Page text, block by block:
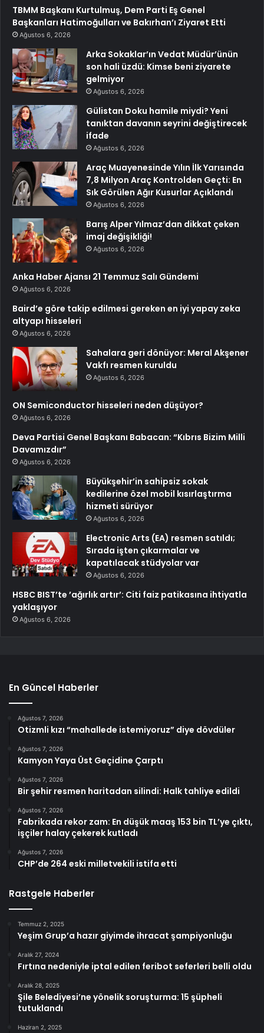
TBMM Başkanı Kurtulmuş, Dem Parti Eş Genel
Başkanları Hatimoğulları ve Bakırhan’ı Ziyaret Etti
Ağustos 6, 2026
Arka Sokaklar’ın Vedat Müdür’ünün
son hali üzdü: Kimse beni ziyarete
gelmiyor
Ağustos 6, 2026
Gülistan Doku hamile miydi? Yeni
tanıktan davanın seyrini değiştirecek
ifade
Ağustos 6, 2026
Araç Muayenesinde Yılın İlk Yarısında
7,8 Milyon Araç Kontrolden Geçti: En
Sık Görülen Ağır Kusurlar Açıklandı
Ağustos 6, 2026
Barış Alper Yılmaz’dan dikkat çeken
imaj değişikliği!
Ağustos 6, 2026
Anka Haber Ajansı 21 Temmuz Salı Gündemi
Ağustos 6, 2026
Baird’e göre takip edilmesi gereken en iyi yapay zeka
altyapı hisseleri
Ağustos 6, 2026
Sahalara geri dönüyor: Meral Akşener
Vakfı resmen kuruldu
Ağustos 6, 2026
ON Semiconductor hisseleri neden düşüyor?
Ağustos 6, 2026
Deva Partisi Genel Başkanı Babacan: “Kıbrıs Bizim Milli
Davamızdır”
Ağustos 6, 2026
Büyükşehir’in sahipsiz sokak
kedilerine özel mobil kısırlaştırma
hizmeti sürüyor
Ağustos 6, 2026
Electronic Arts (EA) resmen satıldı;
Sırada işten çıkarmalar ve
kapatılacak stüdyolar var
Ağustos 6, 2026
HSBC BIST’te ’ağırlık artır’: Citi faiz patikasına ihtiyatla
yaklaşıyor
Ağustos 6, 2026
En Güncel Haberler
Ağustos 7, 2026
Otizmli kızı “mahallede istemiyoruz” diye dövdüler
Ağustos 7, 2026
Kamyon Yaya Üst Geçidine Çarptı
Ağustos 7, 2026
Bir şehir resmen haritadan silindi: Halk tahliye edildi
Ağustos 7, 2026
Fabrikada rekor zam: En düşük maaş 153 bin TL’ye çıktı,
işçiler halay çekerek kutladı
Ağustos 7, 2026
CHP’de 264 eski milletvekili istifa etti
Rastgele Haberler
Temmuz 2, 2025
Yeşim Grup’a hazır giyimde ihracat şampiyonluğu
Aralık 27, 2024
Fırtına nedeniyle iptal edilen feribot seferleri belli oldu
Aralık 28, 2025
Şile Belediyesi’ne yönelik soruşturma: 15 şüpheli
tutuklandı
Haziran 2, 2025